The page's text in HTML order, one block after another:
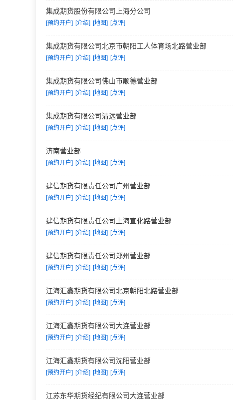
集成期货股份有限公司上海分公司
[预约开户] [介绍] [地图] [点评]
集成期货有限公司北京市朝阳工人体育场北路营业部
[预约开户] [介绍] [地图] [点评]
集成期货有限公司佛山市顺德营业部
[预约开户] [介绍] [地图] [点评]
集成期货有限公司清远营业部
[预约开户] [介绍] [地图] [点评]
济南营业部
[预约开户] [介绍] [地图] [点评]
建信期货有限责任公司广州营业部
[预约开户] [介绍] [地图] [点评]
建信期货有限责任公司上海宣化路营业部
[预约开户] [介绍] [地图] [点评]
建信期货有限责任公司郑州营业部
[预约开户] [介绍] [地图] [点评]
江海汇鑫期货有限公司北京朝阳北路营业部
[预约开户] [介绍] [地图] [点评]
江海汇鑫期货有限公司大连营业部
[预约开户] [介绍] [地图] [点评]
江海汇鑫期货有限公司沈阳营业部
[预约开户] [介绍] [地图] [点评]
江苏东华期货经纪有限公司大连营业部